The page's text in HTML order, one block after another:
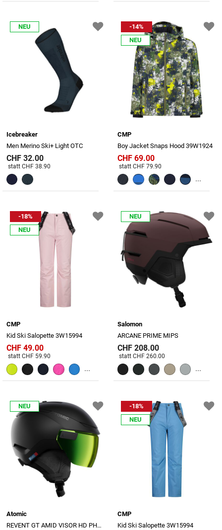
NEU
Icebreaker
Men Merino Ski+ Light OTC
CHF 32.00
Preis reduziert von
statt CHF 38.90
-14%
NEU
CMP
Boy Jacket Snaps Hood 39W1924
CHF 69.00
Preis reduziert von
statt CHF 79.90
...
-18%
NEU
CMP
Kid Ski Salopette 3W15994
CHF 49.00
Preis reduziert von
statt CHF 59.90
...
NEU
Salomon
ARCANE PRIME MIPS
CHF 208.00
Preis reduziert von
statt CHF 260.00
...
NEU
Atomic
REVENT GT AMID VISOR HD PHOTO
-18%
NEU
CMP
Kid Ski Salopette 3W15994